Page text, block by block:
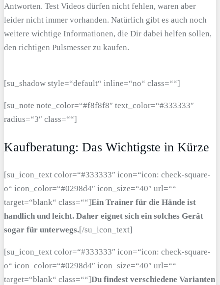
Antworten. Test Videos dürfen nicht fehlen, waren aber
leider nicht immer vorhanden. Natürlich gibt es auch noch
weitere wichtige Informationen, die Dir dabei helfen sollen,
den richtigen Pulsmesser zu kaufen.
[su_shadow style=“default“ inline=“no“ class=““]
[su_note note_color=“#f8f8f8″ text_color=“#333333″
radius=“3″ class=““]
Kaufberatung: Das Wichtigste in Kürze
[su_icon_text color=“#333333″ icon=“icon: check-square-
o“ icon_color=“#0298d4″ icon_size=“40″ url=““
target=“blank“ class=““]Ein Trainer für die Hände ist
handlich und leicht. Daher eignet sich ein solches Gerät
sogar für unterwegs.[/su_icon_text]
[su_icon_text color=“#333333″ icon=“icon: check-square-
o“ icon_color=“#0298d4″ icon_size=“40″ url=““
target=“blank“ class=““]Du findest verschiedene Varianten